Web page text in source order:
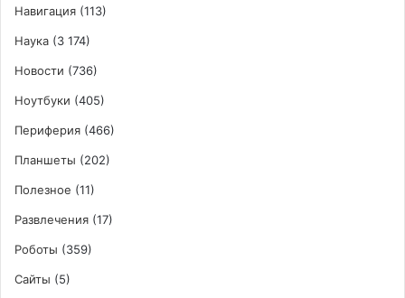
Навигация (113)
Наука (3 174)
Новости (736)
Ноутбуки (405)
Периферия (466)
Планшеты (202)
Полезное (11)
Развлечения (17)
Роботы (359)
Сайты (5)